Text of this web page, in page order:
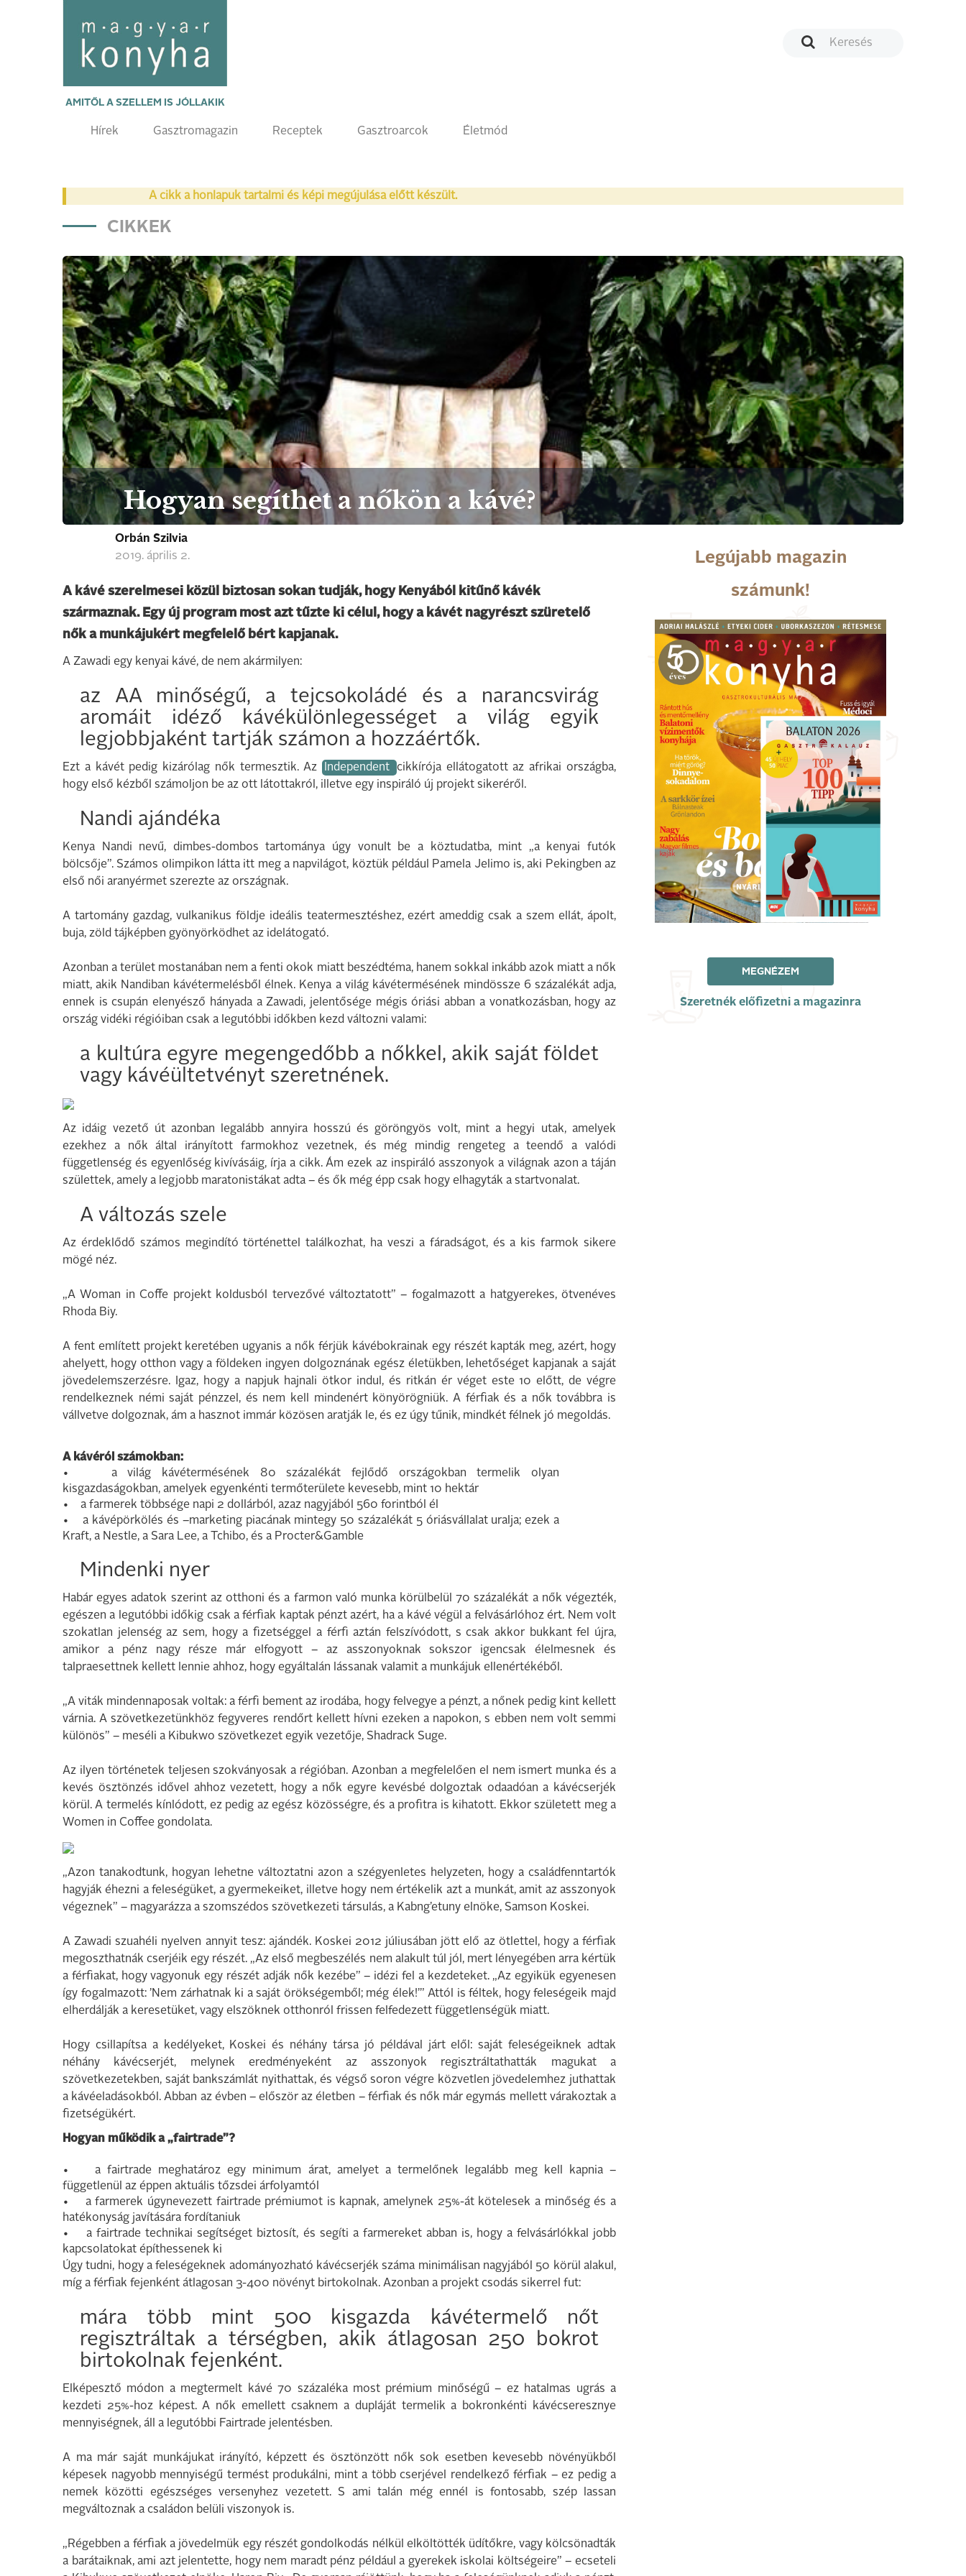
AMITŐL A SZELLEM IS JÓLLAKIK
Hírek Gasztromagazin Receptek Gasztroarcok Életmód
A cikk a honlapuk tartalmi és képi megújulása előtt készült.
CIKKEK
Hogyan segíthet a nőkön a kávé?
Orbán Szilvia
2019. április 2.
A kávé szerelmesei közül biztosan sokan tudják, hogy Kenyából kitűnő kávék
származnak. Egy új program most azt tűzte ki célul, hogy a kávét nagyrészt szüretelő
nők a munkájukért megfelelő bért kapjanak.
A Zawadi egy kenyai kávé, de nem akármilyen:
az AA minőségű, a tejcsokoládé és a narancsvirág
aromáit idéző kávékülönlegességet a világ egyik
legjobbjaként tartják számon a hozzáértők.
Ezt a kávét pedig kizárólag nők termesztik. Az Independent
cikkírója ellátogatott az afrikai országba,
hogy első kézből számoljon be az ott látottakról, illetve egy inspiráló új projekt sikeréről.
Nandi ajándéka
Kenya Nandi nevű, dimbes-dombos tartománya úgy vonult be a köztudatba, mint „a kenyai futók
bölcsője”. Számos olimpikon látta itt meg a napvilágot, köztük például Pamela Jelimo is, aki Pekingben az
első női aranyérmet szerezte az országnak.
A tartomány gazdag, vulkanikus földje ideális teatermesztéshez, ezért ameddig csak a szem ellát, ápolt,
buja, zöld tájképben gyönyörködhet az idelátogató.
Azonban a terület mostanában nem a fenti okok miatt beszédtéma, hanem sokkal inkább azok miatt a nők
miatt, akik Nandiban kávétermelésből élnek. Kenya a világ kávétermésének mindössze 6 százalékát adja,
ennek is csupán elenyésző hányada a Zawadi, jelentősége mégis óriási abban a vonatkozásban, hogy az
ország vidéki régióiban csak a legutóbbi időkben kezd változni valami:
a kultúra egyre megengedőbb a nőkkel, akik saját földet
vagy kávéültetvényt szeretnének.
Az idáig vezető út azonban legalább annyira hosszú és göröngyös volt, mint a hegyi utak, amelyek
ezekhez a nők által irányított farmokhoz vezetnek, és még mindig rengeteg a teendő a valódi
függetlenség és egyenlőség kivívásáig, írja a cikk. Ám ezek az inspiráló asszonyok a világnak azon a táján
születtek, amely a legjobb maratonistákat adta – és ők még épp csak hogy elhagyták a startvonalat.
A változás szele
Az érdeklődő számos megindító történettel találkozhat, ha veszi a fáradságot, és a kis farmok sikere
mögé néz.
„A Woman in Coffe projekt koldusból tervezővé változtatott” – fogalmazott a hatgyerekes, ötvenéves
Rhoda Biy.
A fent említett projekt keretében ugyanis a nők férjük kávébokrainak egy részét kapták meg, azért, hogy
ahelyett, hogy otthon vagy a földeken ingyen dolgoznának egész életükben, lehetőséget kapjanak a saját
jövedelemszerzésre. Igaz, hogy a napjuk hajnali ötkor indul, és ritkán ér véget este 10 előtt, de végre
rendelkeznek némi saját pénzzel, és nem kell mindenért könyörögniük. A férfiak és a nők továbbra is
vállvetve dolgoznak, ám a hasznot immár közösen aratják le, és ez úgy tűnik, mindkét félnek jó megoldás.
A kávéról számokban:
• a világ kávétermésének 80 százalékát fejlődő országokban termelik olyan
kisgazdaságokban, amelyek egyenkénti termőterülete kevesebb, mint 10 hektár
• a farmerek többsége napi 2 dollárból, azaz nagyjából 560 forintból él
• a kávépörkölés és –marketing piacának mintegy 50 százalékát 5 óriásvállalat uralja; ezek a
Kraft, a Nestle, a Sara Lee, a Tchibo, és a Procter&Gamble
Mindenki nyer
Habár egyes adatok szerint az otthoni és a farmon való munka körülbelül 70 százalékát a nők végezték,
egészen a legutóbbi időkig csak a férfiak kaptak pénzt azért, ha a kávé végül a felvásárlóhoz ért. Nem volt
szokatlan jelenség az sem, hogy a fizetséggel a férfi aztán felszívódott, s csak akkor bukkant fel újra,
amikor a pénz nagy része már elfogyott – az asszonyoknak sokszor igencsak élelmesnek és
talpraesettnek kellett lennie ahhoz, hogy egyáltalán lássanak valamit a munkájuk ellenértékéből.
„A viták mindennaposak voltak: a férfi bement az irodába, hogy felvegye a pénzt, a nőnek pedig kint kellett
várnia. A szövetkezetünkhöz fegyveres rendőrt kellett hívni ezeken a napokon, s ebben nem volt semmi
különös” – meséli a Kibukwo szövetkezet egyik vezetője, Shadrack Suge.
Az ilyen történetek teljesen szokványosak a régióban. Azonban a megfelelően el nem ismert munka és a
kevés ösztönzés idővel ahhoz vezetett, hogy a nők egyre kevésbé dolgoztak odaadóan a kávécserjék
körül. A termelés kínlódott, ez pedig az egész közösségre, és a profitra is kihatott. Ekkor született meg a
Women in Coffee gondolata.
„Azon tanakodtunk, hogyan lehetne változtatni azon a szégyenletes helyzeten, hogy a családfenntartók
hagyják éhezni a feleségüket, a gyermekeiket, illetve hogy nem értékelik azt a munkát, amit az asszonyok
végeznek” – magyarázza a szomszédos szövetkezeti társulás, a Kabng’etuny elnöke, Samson Koskei.
A Zawadi szuahéli nyelven annyit tesz: ajándék. Koskei 2012 júliusában jött elő az ötlettel, hogy a férfiak
megoszthatnák cserjéik egy részét. „Az első megbeszélés nem alakult túl jól, mert lényegében arra kértük
a férfiakat, hogy vagyonuk egy részét adják nők kezébe” – idézi fel a kezdeteket. „Az egyikük egyenesen
így fogalmazott: ’Nem zárhatnak ki a saját örökségemből; még élek!’” Attól is féltek, hogy feleségeik majd
elherdálják a keresetüket, vagy elszöknek otthonról frissen felfedezett függetlenségük miatt.
Hogy csillapítsa a kedélyeket, Koskei és néhány társa jó példával járt elől: saját feleségeiknek adtak
néhány kávécserjét, melynek eredményeként az asszonyok regisztráltathatták magukat a
szövetkezetekben, saját bankszámlát nyithattak, és végső soron végre közvetlen jövedelemhez juthattak
a kávéeladásokból. Abban az évben – először az életben – férfiak és nők már egymás mellett várakoztak a
fizetségükért.
Hogyan működik a „fairtrade”?
• a fairtrade meghatároz egy minimum árat, amelyet a termelőnek legalább meg kell kapnia –
függetlenül az éppen aktuális tőzsdei árfolyamtól
• a farmerek úgynevezett fairtrade prémiumot is kapnak, amelynek 25%-át kötelesek a minőség és a
hatékonyság javítására fordítaniuk
• a fairtrade technikai segítséget biztosít, és segíti a farmereket abban is, hogy a felvásárlókkal jobb
kapcsolatokat építhessenek ki
Úgy tudni, hogy a feleségeknek adományozható kávécserjék száma minimálisan nagyjából 50 körül alakul,
míg a férfiak fejenként átlagosan 3-400 növényt birtokolnak. Azonban a projekt csodás sikerrel fut:
mára több mint 500 kisgazda kávétermelő nőt
regisztráltak a térségben, akik átlagosan 250 bokrot
birtokolnak fejenként.
Elképesztő módon a megtermelt kávé 70 százaléka most prémium minőségű – ez hatalmas ugrás a
kezdeti 25%-hoz képest. A nők emellett csaknem a dupláját termelik a bokronkénti kávécseresznye
mennyiségnek, áll a legutóbbi Fairtrade jelentésben.
A ma már saját munkájukat irányító, képzett és ösztönzött nők sok esetben kevesebb növényükből
képesek nagyobb mennyiségű termést produkálni, mint a több cserjével rendelkező férfiak – ez pedig a
nemek közötti egészséges versenyhez vezetett. S ami talán még ennél is fontosabb, szép lassan
megváltoznak a családon belüli viszonyok is.
„Régebben a férfiak a jövedelmük egy részét gondolkodás nélkül elköltötték üdítőkre, vagy kölcsönadták
a barátaiknak, ami azt jelentette, hogy nem maradt pénz például a gyerekek iskolai költségeire” – ecseteli
Legújabb magazin
számunk!
MEGNÉZEM
Szeretnék előfizetni a magazinra